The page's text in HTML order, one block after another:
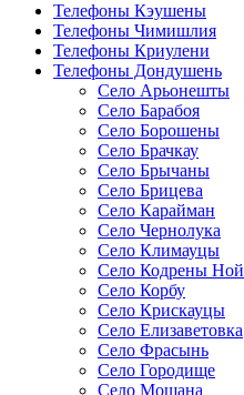
Телефоны Кэушены
Телефоны Чимишлия
Телефоны Криулени
Телефоны Дондушень
Село Арьонешты
Село Барабоя
Село Борошены
Село Брачкау
Село Брычаны
Село Брицева
Село Карайман
Село Чернолука
Село Климауцы
Село Кодрены Ной
Село Корбу
Село Крискауцы
Село Елизаветовка
Село Фрасынь
Село Городище
Село Мошана